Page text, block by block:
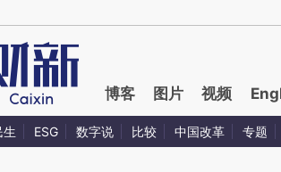
博客 图片 视频
生 ESG 数字说 比较 中国改革 专题